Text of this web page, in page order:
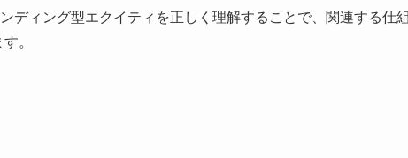
ディング型エクイティを正しく理解することで、関連する仕
。